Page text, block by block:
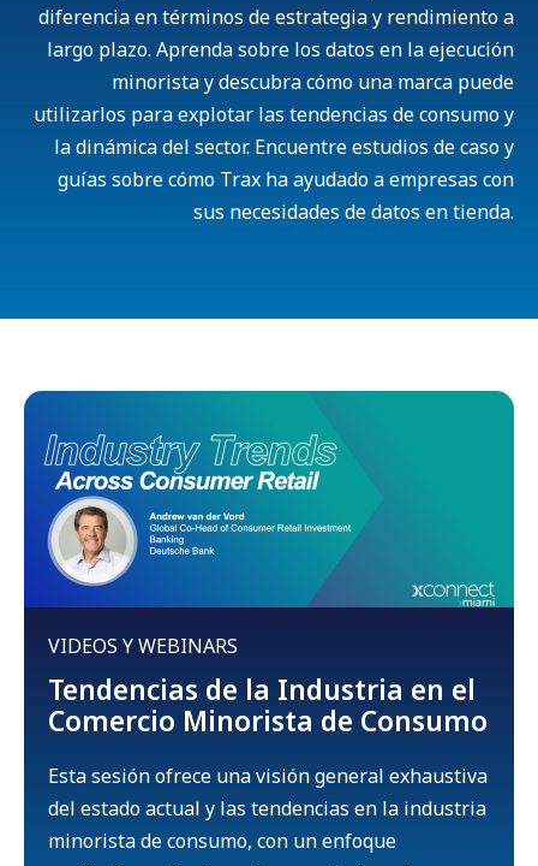
diferencia en términos de estrategia y rendimiento a
largo plazo. Aprenda sobre los datos en la ejecución
minorista y descubra cómo una marca puede
utilizarlos para explotar las tendencias de consumo y
la dinámica del sector. Encuentre estudios de caso y
guías sobre cómo Trax ha ayudado a empresas con
sus necesidades de datos en tienda.
VIDEOS Y WEBINARS
Tendencias de la Industria en el
Comercio Minorista de Consumo
Esta sesión ofrece una visión general exhaustiva
del estado actual y las tendencias en la industria
minorista de consumo, con un enfoque